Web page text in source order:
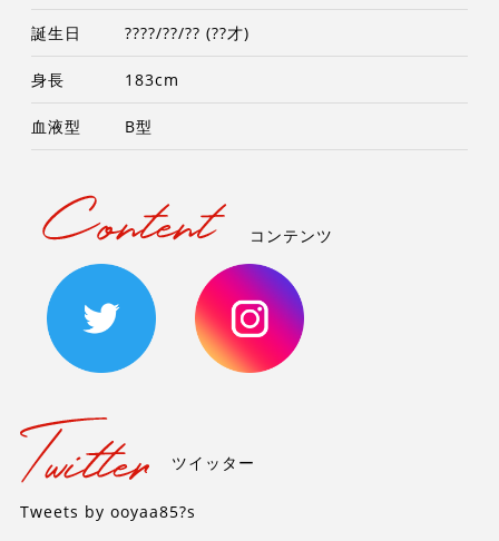
誕生日 ????/??/?? (??才)
身長 183cm
血液型 B型
コンテンツ
ツイッター
Tweets by ooyaa85?s